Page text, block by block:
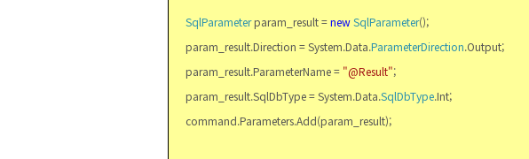
SqlParameterparam_result =newSqlParameter();
param_result.Direction = System.Data.ParameterDirection.Output;
param_result.ParameterName = "@Result";
param_result.SqlDbType = System.Data.SqlDbType.Int;
command.Parameters.Add(param_result);